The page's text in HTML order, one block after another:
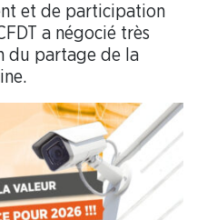
et de participation
a négocié très
du partage de la